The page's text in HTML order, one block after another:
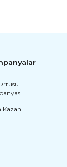
Kazan